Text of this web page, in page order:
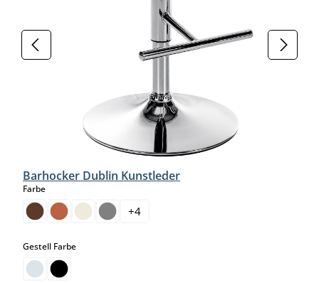
Barhocker Dublin Kunstleder
Farbeauswählen
+4
Gestell Farbeauswählen